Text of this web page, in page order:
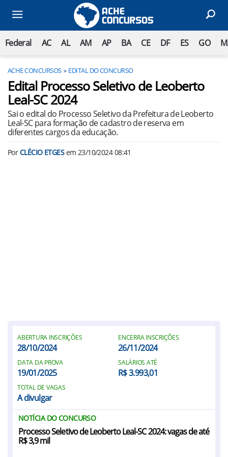
Federal AC AL AM AP BA CE DF ES GO
ACHE CONCURSOS EDITAL DO CONCURSO
Edital Processo Seletivo de Leoberto
Leal-SC 2024
Sai o edital do Processo Seletivo da Prefeitura de Leoberto
Leal-SC para formação de cadastro de reserva em
diferentes cargos da educação.
PorCLÉCIO ETGESem 23/10/2024 08:41
ABERTURA INSCRIÇÕES
28/10/2024
ENCERRA INSCRIÇÕES
26/11/2024
DATA DA PROVA
19/01/2025
SALÁRIOS ATÉ
R$ 3.993,01
TOTAL DE VAGAS
A divulgar
NOTÍCIA DO CONCURSO
Processo Seletivo de Leoberto Leal-SC 2024: vagas de até
R$ 3,9 mil